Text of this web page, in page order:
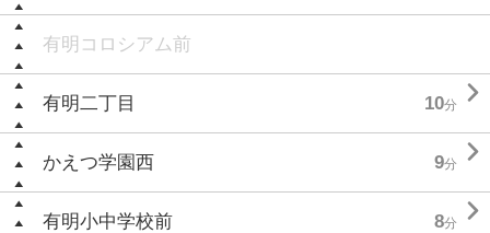
有明コロシアム前
有明二丁目 10分 
かえつ学園西 9分 
有明小中学校前 8分 